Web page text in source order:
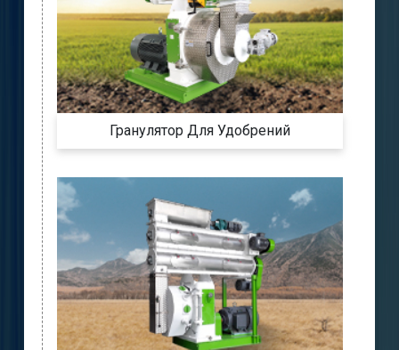
Гранулятор Для Удобрений